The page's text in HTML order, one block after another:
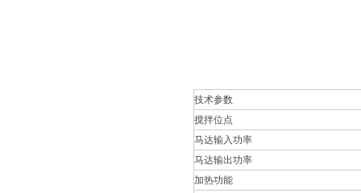
技术参数
搅拌位点
马达输入功率
马达输出功率
加热功能